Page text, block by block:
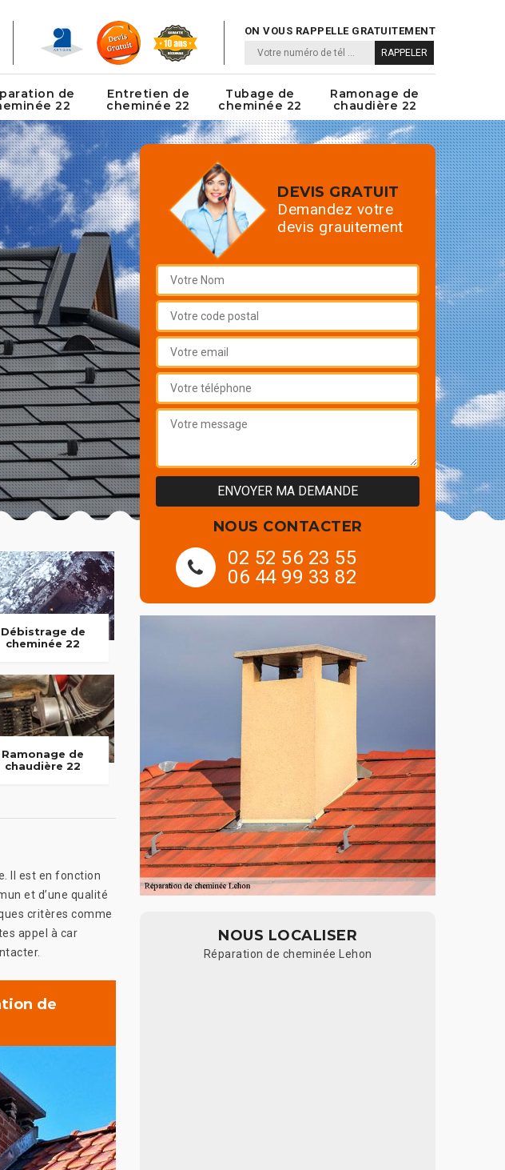
ON VOUS RAPPELLE GRATUITEMENT
de
22
Entretien de
cheminée 22
Tubage de
cheminée 22
Ramonage de
chaudière 22
Débistrage de
cheminée 22
Ramonage de
chaudière 22
Il est en fonction
et d’une qualité
critères comme
appel à car
de
DEVIS GRATUIT
Demandez votre
devis grauitement
NOUS CONTACTER
02 52 56 23 55
06 44 99 33 82
NOUS LOCALISER
Réparation de cheminée Lehon